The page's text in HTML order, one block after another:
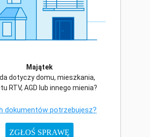
Majątek
dotyczy domu, mieszkania,
RTV, AGD lub innego mienia?
dokumentów potrzebujesz?
ZGŁOŚ SPRAWĘ